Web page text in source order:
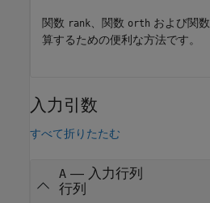
関数 rank 、関数 orth および関数
算するための便利な方法です。
入力引数
すべて折りたたむ
A— 入力行列
行列